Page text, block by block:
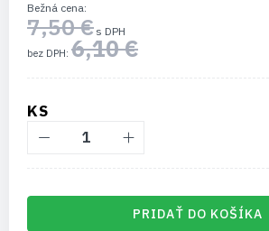
Bežná cena
7,50 €
6,10 €
KS
PRIDAŤ DO KOŠÍKA